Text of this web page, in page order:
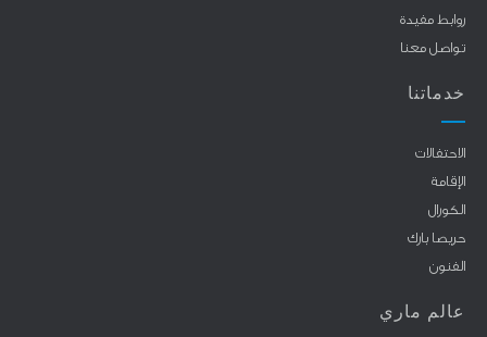
روابط مفيدة
تواصل معنا
خدماتنا
الاحتفالات
الإقامة
الكورال
حريصا بارك
الفنون
عالم ماري